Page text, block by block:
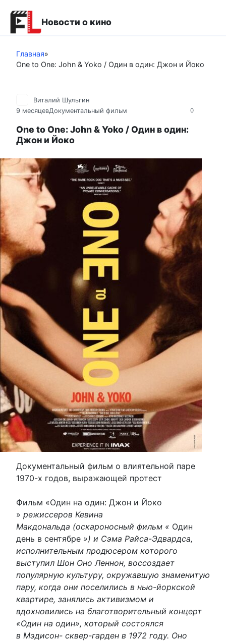
контенту
Новости о кино
Главная»
One to One: John & Yoko / Один в один: Джон и Йоко
0
Виталий Шульгин
9 месяцевДокументальный фильм
One to One: John & Yoko / Один в один:
Джон и Йоко
Документальный фильм о влиятельной паре
1970-х годов, выражающей протест
Фильм «Один на один: Джон и Йоко
» режиссеров Кевина
Макдональда (оскароносный фильм « Один
день в сентябре ») и Сэма Райса-Эдвардса,
исполнительным продюсером которого
выступил Шон Оно Леннон, воссоздает
популярную культуру, окружавшую знаменитую
пару, когда они поселились в нью-йоркской
квартире, занялись активизмом и
вдохновились на благотворительный концерт
«Один на один», который состоялся
в Мэдисон- сквер-гарден в 1972 году. Оно